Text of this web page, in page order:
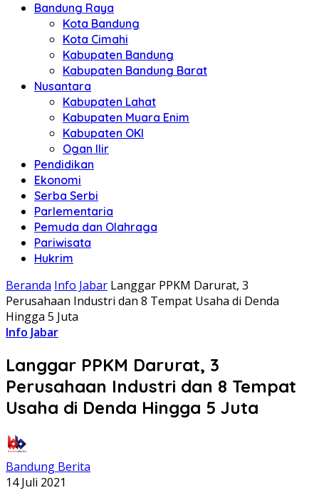
Bandung Raya
Kota Bandung
Kota Cimahi
Kabupaten Bandung
Kabupaten Bandung Barat
Nusantara
Kabupaten Lahat
Kabupaten Muara Enim
Kabupaten OKI
Ogan Ilir
Pendidikan
Ekonomi
Serba Serbi
Parlementaria
Pemuda dan Olahraga
Pariwisata
Hukrim
Beranda Info Jabar Langgar PPKM Darurat, 3
Perusahaan Industri dan 8 Tempat Usaha di Denda
Hingga 5 Juta
Info Jabar
Langgar PPKM Darurat, 3
Perusahaan Industri dan 8 Tempat
Usaha di Denda Hingga 5 Juta
Bandung Berita
14 Juli 2021